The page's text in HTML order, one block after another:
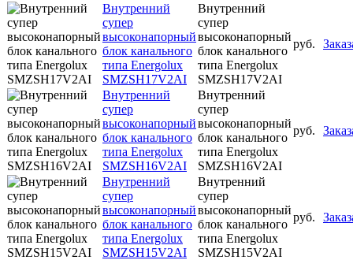
Внутренний
супер
высоконапорный
блок канального
типа Energolux
SMZSH17V2AI
Внутренний
супер
высоконапорный
блок канального
типа Energolux
SMZSH17V2AI
руб.
Внутренний
супер
высоконапорный
блок канального
типа Energolux
SMZSH16V2AI
Внутренний
супер
высоконапорный
блок канального
типа Energolux
SMZSH16V2AI
руб.
Внутренний
супер
высоконапорный
блок канального
типа Energolux
SMZSH15V2AI
Внутренний
супер
высоконапорный
блок канального
типа Energolux
SMZSH15V2AI
руб.